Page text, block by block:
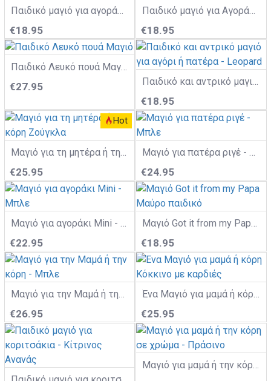
Παιδικό μαγιό για αγοράκια Ζούγκλα
€18.95 €18.95
Παιδικό Λευκό πουά Mαγιό
€27.95
€18.95
Hot
€25.95 €24.95
€22.95 €18.95
€26.95 €25.95